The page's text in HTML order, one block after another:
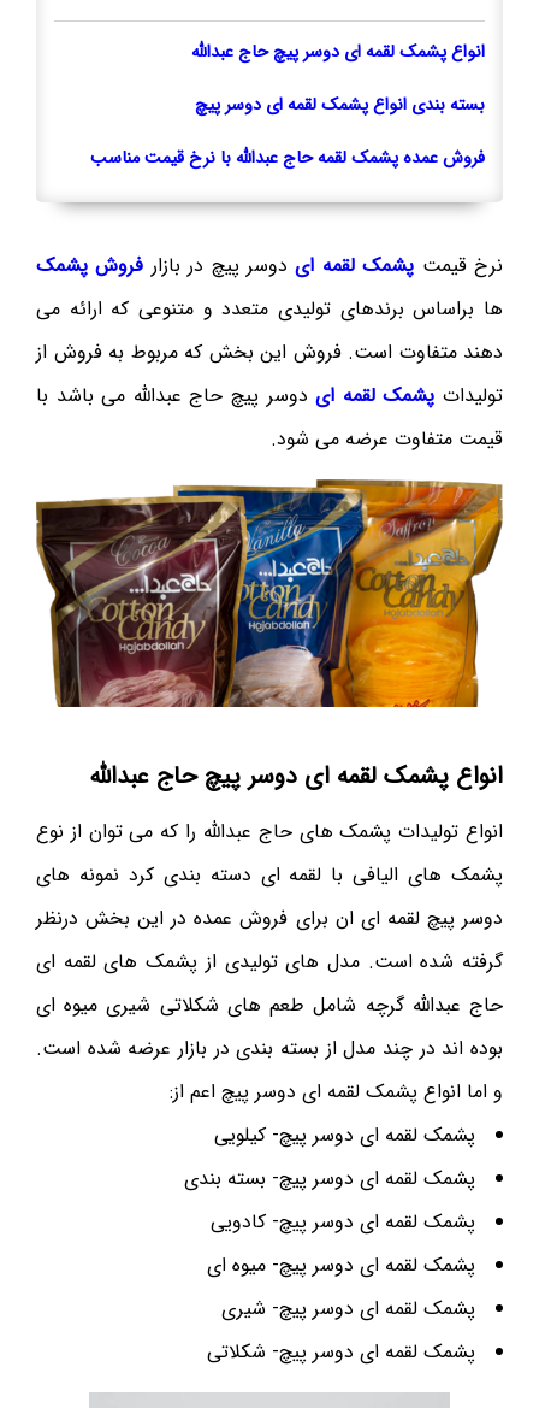
انواع پشمک لقمه ای دوسر پیچ حاج عبدالله
بسته بندی انواع پشمک لقمه ای دوسر پیچ
فروش عمده پشمک لقمه حاج عبدالله با نرخ قیمت مناسب
نرخ قیمت پشمک لقمه ایدوسر پیچ در بازار فروش پشمک
ها براساس برندهای تولیدی متعدد و متنوعی که ارائه می
دهند متفاوت است. فروش این بخش که مربوط به فروش از
تولیدات پشمک لقمه ایدوسر پیچ حاج عبدالله می باشد با
قیمت متفاوت عرضه می شود.
انواع پشمک لقمه ای دوسر پیچ حاج عبدالله
انواع تولیدات پشمک های حاج عبدالله را که می توان از نوع
پشمک های الیافی با لقمه ای دسته بندی کرد نمونه های
دوسر پیچ لقمه ای ان برای فروش عمده در این بخش درنظر
گرفته شده است. مدل های تولیدی از پشمک های لقمه ای
حاج عبدالله گرچه شامل طعم های شکلاتی شیری میوه ای
بوده اند در چند مدل از بسته بندی در بازار عرضه شده است.
و اما انواع پشمک لقمه ای دوسر پیچ اعم از:
پشمک لقمه ای دوسر پیچ- کیلویی
پشمک لقمه ای دوسر پیچ- بسته بندی
پشمک لقمه ای دوسر پیچ- کادویی
پشمک لقمه ای دوسر پیچ- میوه ای
پشمک لقمه ای دوسر پیچ- شیری
پشمک لقمه ای دوسر پیچ- شکلاتی